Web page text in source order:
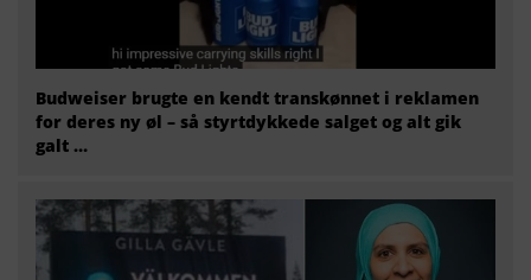
Budweiser brugte en kendt transkønnet i reklamen
for deres ny øl – så styrtdykkede salget og alt gik
galt …